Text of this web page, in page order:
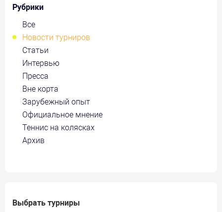
Рубрики
Все
Новости турниров
Статьи
Интервью
Пресса
Вне корта
Зарубежный опыт
Официальное мнение
Теннис на колясках
Архив
Выбрать турниры